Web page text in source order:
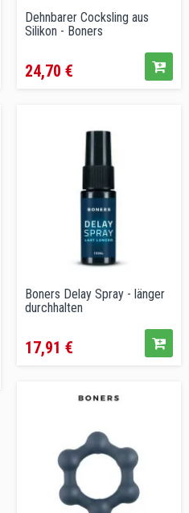
Dehnbarer Cocksling aus
Silikon - Boners
24,70 €
Boners Delay Spray - länger
durchhalten
17,91 €